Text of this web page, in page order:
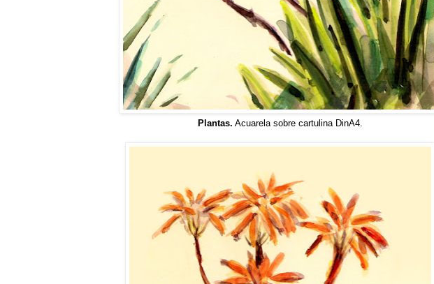
Plantas. Acuarela sobre cartulina DinA4.